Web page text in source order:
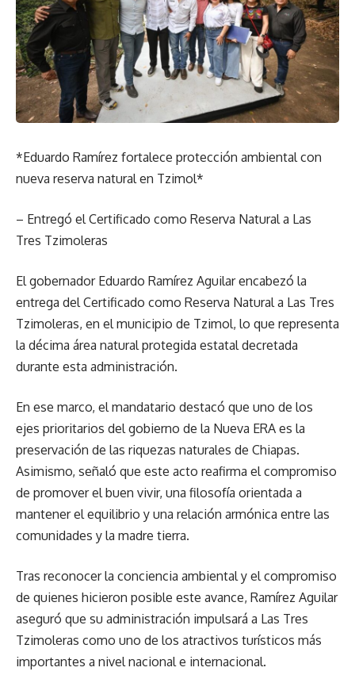
*Eduardo Ramírez fortalece protección ambiental con
nueva reserva natural en Tzimol*
– Entregó el Certificado como Reserva Natural a Las
Tres Tzimoleras
El gobernador Eduardo Ramírez Aguilar encabezó la
entrega del Certificado como Reserva Natural a Las Tres
Tzimoleras, en el municipio de Tzimol, lo que representa
la décima área natural protegida estatal decretada
durante esta administración.
En ese marco, el mandatario destacó que uno de los
ejes prioritarios del gobierno de la Nueva ERA es la
preservación de las riquezas naturales de Chiapas.
Asimismo, señaló que este acto reafirma el compromiso
de promover el buen vivir, una filosofía orientada a
mantener el equilibrio y una relación armónica entre las
comunidades y la madre tierra.
Tras reconocer la conciencia ambiental y el compromiso
de quienes hicieron posible este avance, Ramírez Aguilar
aseguró que su administración impulsará a Las Tres
Tzimoleras como uno de los atractivos turísticos más
importantes a nivel nacional e internacional.